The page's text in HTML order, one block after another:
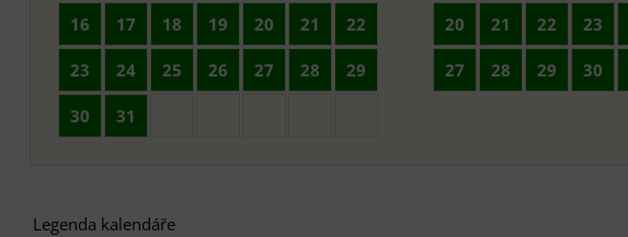
16 17 18 19 20 21 22
23 24 25 26 27 28 29
30 31
20 21 22 23
27 28 29 30
Legenda kalendáře